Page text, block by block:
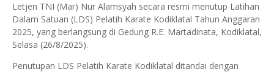
Letjen TNI (Mar) Nur Alamsyah secara resmi menutup Latihan
Dalam Satuan (LDS) Pelatih Karate Kodiklatal Tahun Anggaran
2025, yang berlangsung di Gedung R.E. Martadinata, Kodiklatal,
Selasa (26/8/2025).
Penutupan LDS Pelatih Karate Kodiklatal ditandai dengan